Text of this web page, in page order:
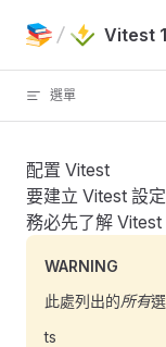
Skip to contentVitest 1
選單
配置 Vitest
要建立 Vitest 設
務必先了解 Vitest
WARNING
此處列出的所有
ts